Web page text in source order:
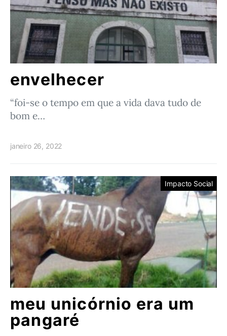
envelhecer
“foi-se o tempo em que a vida dava tudo de
bom e…
janeiro 26, 2022
Impacto Social
meu unicórnio era um
pangaré